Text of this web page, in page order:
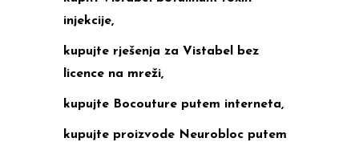
injekcije,
kupujte rješenja za Vistabel bez
licence na mreži,
kupujte Bocouture putem interneta,
kupujte proizvode Neurobloc putem